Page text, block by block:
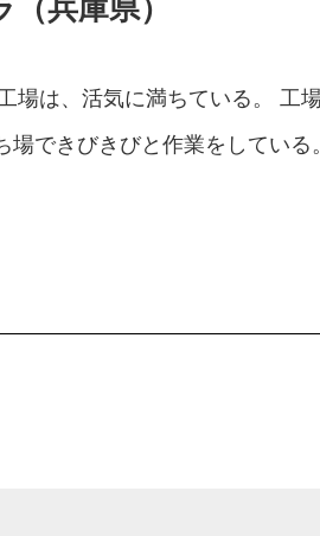
兵庫県）
場は、活気に満ちている。 工
場できびきびと作業をしてい